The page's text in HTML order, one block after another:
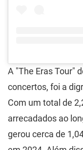
A "The Eras Tour"
concertos, foi a
Com um total de
arrecadados ao
gerou cerca de